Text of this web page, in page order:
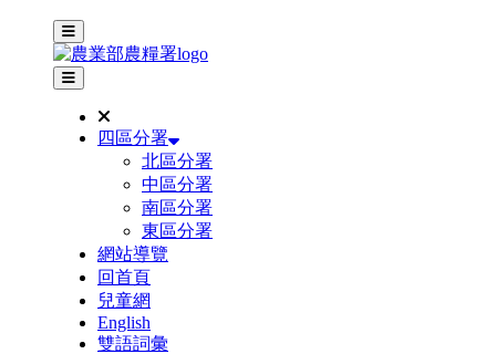
主選單
其他網站選單
四區分署
北區分署
中區分署
南區分署
東區分署
網站導覽
回首頁
兒童網
English
雙語詞彙